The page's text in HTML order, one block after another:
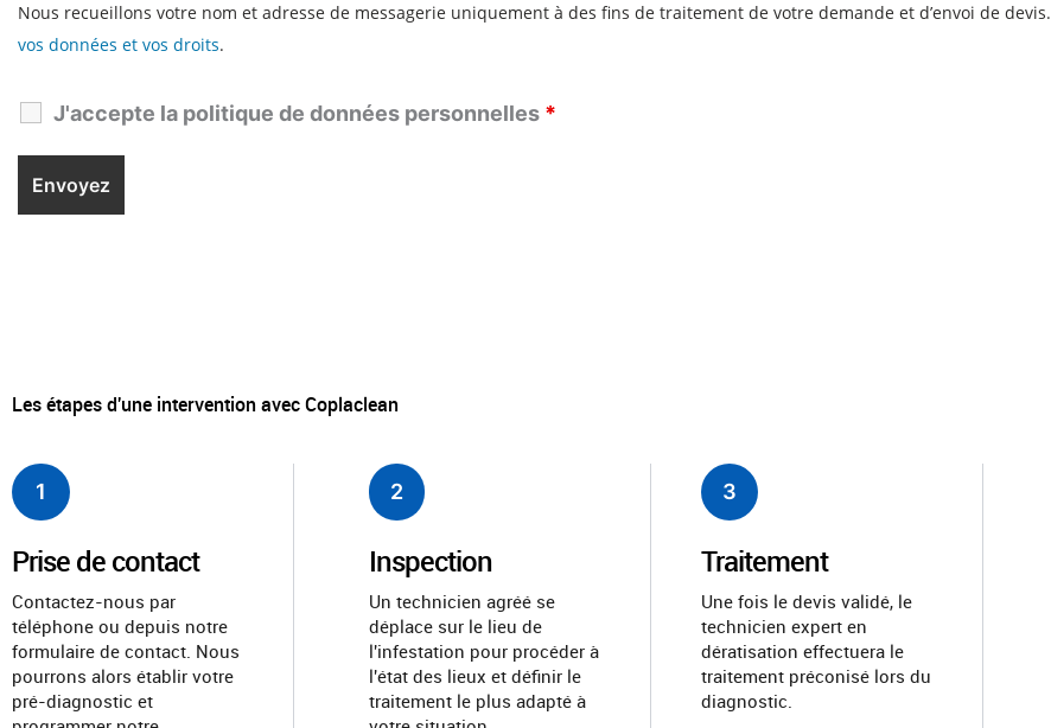
Nous recueillons votre nom et adresse de messagerie uniquement à des fins de traitement de votre demande et d’envoi de devis.
vos données et vos droits.
J'accepte la politique de données personnelles *
Les étapes d'une intervention avec Coplaclean
1
Prise de contact
Contactez-nous par
téléphone ou depuis notre
formulaire de contact. Nous
pourrons alors établir votre
pré-diagnostic et
2
Inspection
Un technicien agréé se
déplace sur le lieu de
l'infestation pour procéder à
l'état des lieux et définir le
traitement le plus adapté à
3
Traitement
Une fois le devis validé, le
technicien expert en
dératisation effectuera le
traitement préconisé lors du
diagnostic.